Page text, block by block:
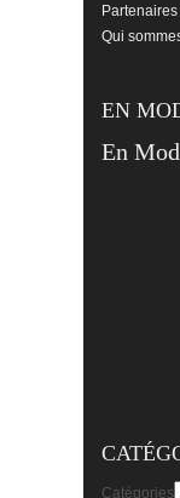
Partenaires
Qui
EN
En
Catégories